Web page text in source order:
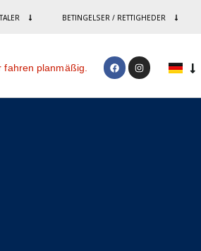
BETINGELSER / RETTIGHEDER
fahren planmäßig.